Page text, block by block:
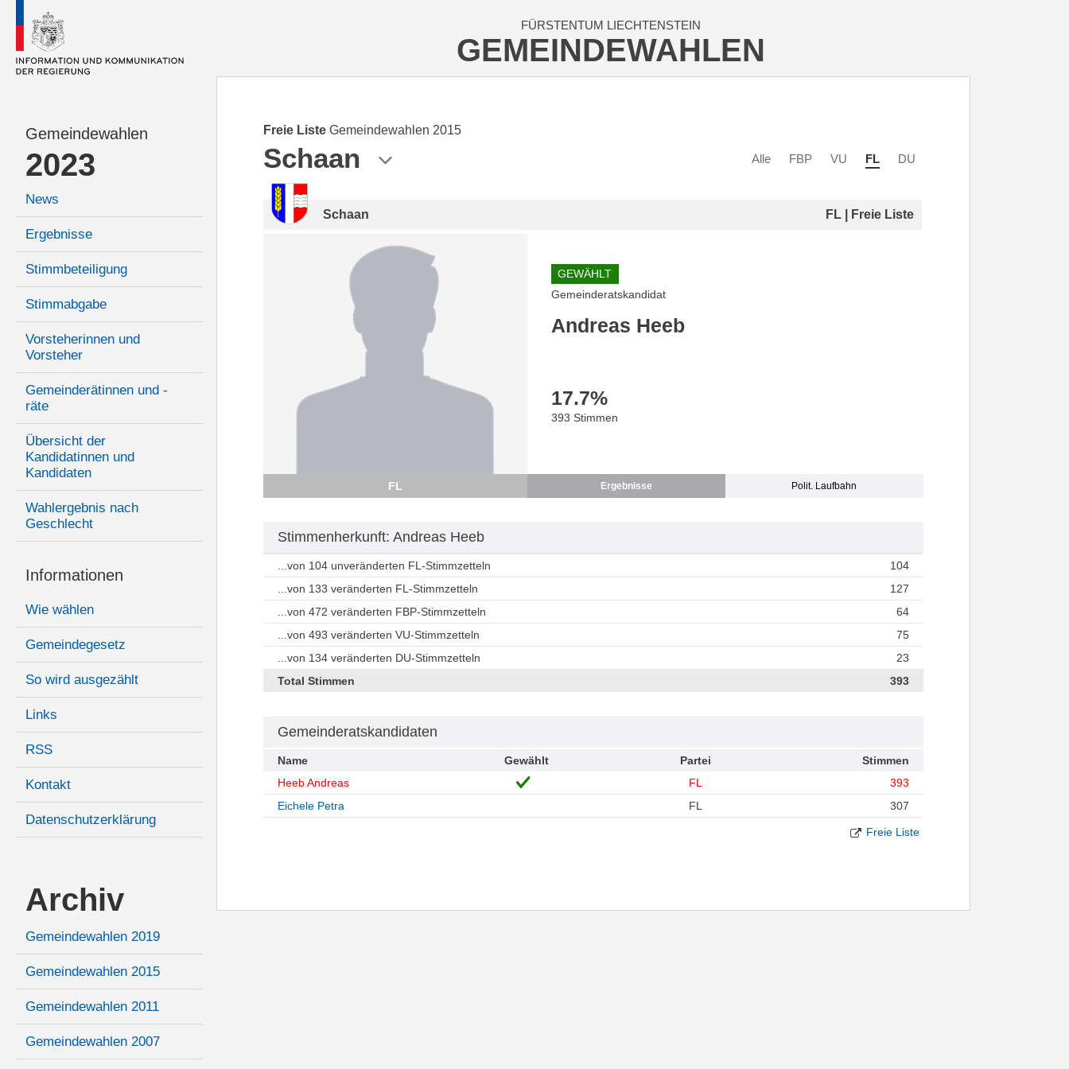
FÜRSTENTUM LIECHTENSTEIN
GEMEINDEWAHLEN
Gemeindewahlen
2023
News
Ergebnisse
Stimmbeteiligung
Stimmabgabe
Vorsteherinnen und
Vorsteher
Gemeinderätinnen und -
räte
Übersicht der
Kandidatinnen und
Kandidaten
Wahlergebnis nach
Geschlecht
Informationen
Wie wählen
Gemeindegesetz
So wird ausgezählt
Links
RSS
Kontakt
Datenschutzerklärung
Archiv
Gemeindewahlen 2019
Gemeindewahlen 2015
Gemeindewahlen 2011
Gemeindewahlen 2007
Freie Liste Gemeindewahlen 2015
Schaan Alle FBP VU FL DU
Schaan FL | Freie Liste
FL
GEWÄHLT
Gemeinderatskandidat
Andreas Heeb
17.7%
393 Stimmen
Ergebnisse Polit. Laufbahn
Stimmenherkunft: Andreas Heeb
...von 104 unveränderten FL-Stimmzetteln
104
...von 133 veränderten FL-Stimmzetteln
127
...von 472 veränderten FBP-Stimmzetteln
64
...von 493 veränderten VU-Stimmzetteln
75
...von 134 veränderten DU-Stimmzetteln
23
Total Stimmen
393
Gemeinderatskandidaten
Name Gewählt Partei
Stimmen
Heeb Andreas
FL
393
Eichele Petra
FL 307
Freie Liste